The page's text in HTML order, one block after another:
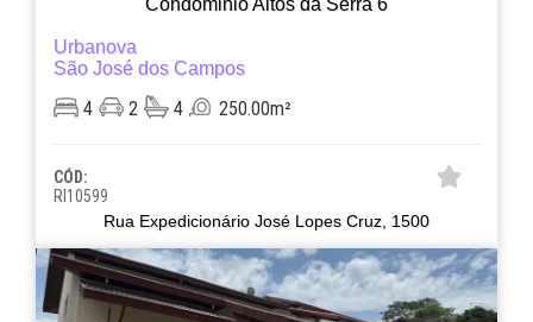
Condominio Altos da Serra 6
Urbanova
São José dos Campos
4 2 4 250.00m²
CÓD:
RI10599
Rua Expedicionário José Lopes Cruz, 1500